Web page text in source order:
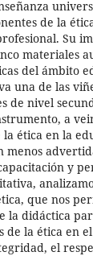
de la
Su
materiales
del ámbito
una de las
de nivel
a
la ética en la
menos
y
que nos
la didáctica
de la ética en
el